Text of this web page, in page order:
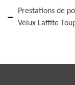
Prestations de
Velux Laffite